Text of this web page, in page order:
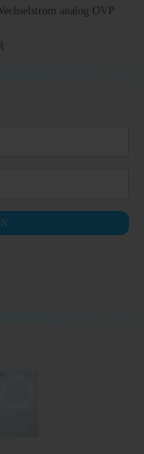
analog OVP